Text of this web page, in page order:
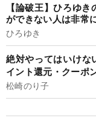
【論破王】ひろゆ
ができない人は非常
ひろゆき
絶対やってはいけな
イント還元・クーポ
松崎のり子